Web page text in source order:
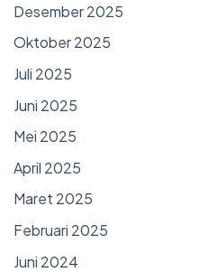
Desember 2025
Oktober 2025
Juli 2025
Juni 2025
Mei 2025
April 2025
Maret 2025
Februari 2025
Juni 2024